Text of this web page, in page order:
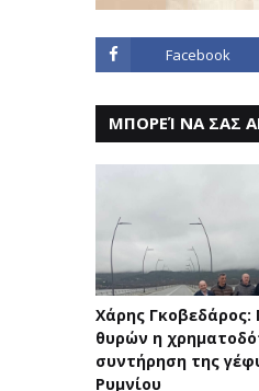
Facebook
ΜΠΟΡΕΊ ΝΑ ΣΑΣ
Χάρης Γκοβεδάρος:
θυρών η
συντήρηση της
Ρυμνίου